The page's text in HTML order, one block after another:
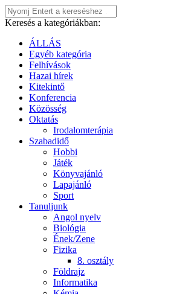
Keresés a kategóriákban:
ÁLLÁS
Egyéb kategória
Felhívások
Hazai hírek
Kitekintő
Konferencia
Közösség
Oktatás
Irodalomterápia
Szabadidő
Hobbi
Játék
Könyvajánló
Lapajánló
Sport
Tanuljunk
Angol nyelv
Biológia
Ének/Zene
Fizika
8. osztály
Földrajz
Informatika